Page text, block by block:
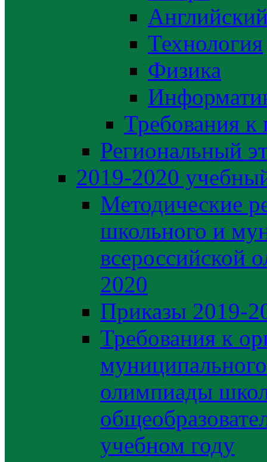
Технология
Физика
Требования
Региональный
2019-2020
Методические
школьного и
всероссийской
2020
Приказы 2019-
Требования к
олимпиады
учебном году